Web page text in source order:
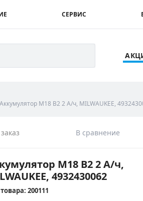
СЕРВИС
Аккумулятор M18 B2 2 А/ч, MILWAUKEE,
В сравнение
M18 B2 2 А/ч,
4932430062
200111